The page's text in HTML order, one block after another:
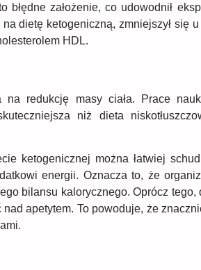
założenie, co udowodnił
dietę ketogeniczną, zmniejszył się
HDL.
na redukcję masy ciała. Prace
niż dieta
ketogenicznej można łatwiej
energii. Oznacza to, że
bilansu kalorycznego. Oprócz tego,
apetytem. To powoduje, że